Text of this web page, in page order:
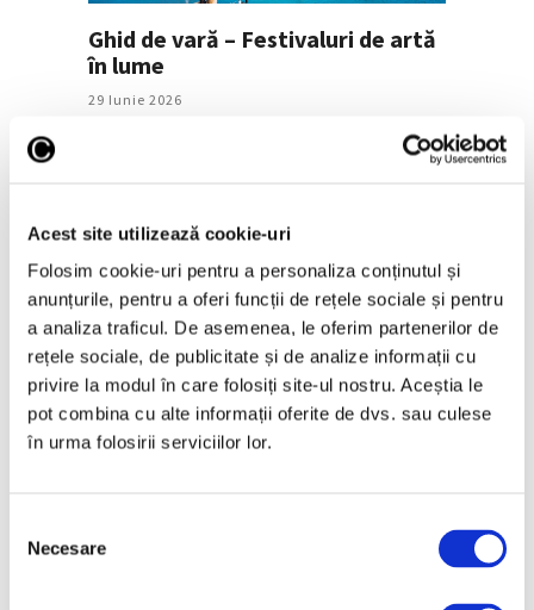
Acest site utilizează cookie-uri
Folosim cookie-uri pentru a personaliza conținutul și
anunțurile, pentru a oferi funcții de rețele sociale și pentru
a analiza traficul. De asemenea, le oferim partenerilor de
rețele sociale, de publicitate și de analize informații cu
privire la modul în care folosiți site-ul nostru. Aceștia le
pot combina cu alte informații oferite de dvs. sau culese
în urma folosirii serviciilor lor.
consimțământului
Necesare
Ghid de vară – Festivaluri de artă
în lume
29 Iunie 2026
Articole recente
Prima retrospectivă
completă în America de
Nord a operei
cineastului român
Andrei Ujică
5 August 2026
educației și comunității,